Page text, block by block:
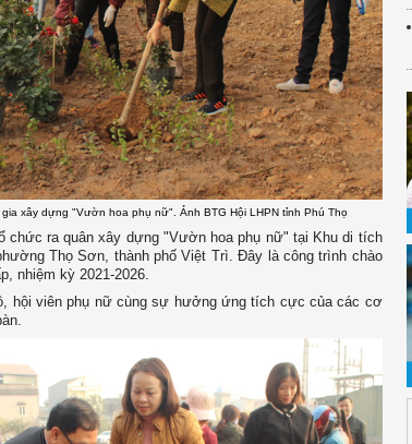
xây dựng "Vườn hoa phụ nữ". Ảnh BTG Hội LHPN tỉnh Phú Thọ
chức ra quân xây dựng "Vườn hoa phụ nữ" tại Khu di tích
Thọ Sơn, thành phố Việt Trì. Đây là công trình chào
nhiệm kỳ 2021-2026.
hội viên phụ nữ cùng sự hưởng ứng tích cực của các cơ